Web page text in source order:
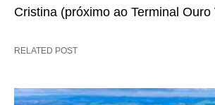
Cristina (próximo ao Terminal Ouro
RELATED POST